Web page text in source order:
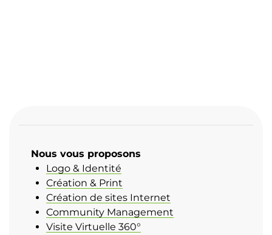
Nous vous proposons
Logo & Identité
Création & Print
Création de sites Internet
Community Management
Visite Virtuelle 360°